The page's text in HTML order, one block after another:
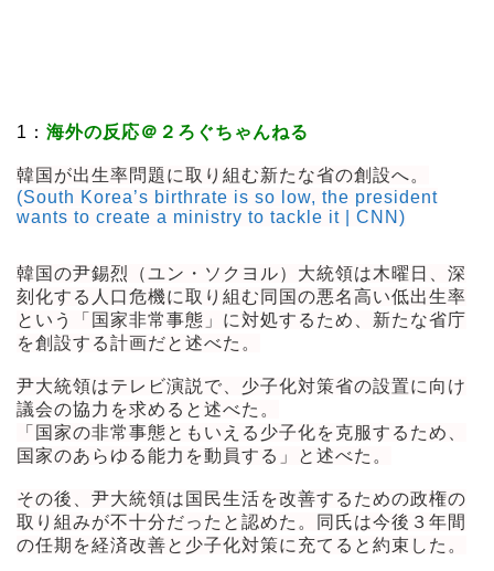
1： 海外の反応＠２ろぐちゃんねる
韓国が出生率問題に取り組む新たな省の創設へ。
(South Korea’s birthrate is so low, the president
wants to create a ministry to tackle it | CNN)
韓国の尹錫烈（ユン・ソクヨル）大統領は木曜日、深
刻化する人口危機に取り組む同国の悪名高い低出生率
という「国家非常事態」に対処するため、新たな省庁
を創設する計画だと述べた。
尹大統領はテレビ演説で、少子化対策省の設置に向け
議会の協力を求めると述べた。
「国家の非常事態ともいえる少子化を克服するため、
国家のあらゆる能力を動員する」と述べた。
その後、尹大統領は国民生活を改善するための政権の
取り組みが不十分だったと認めた。同氏は今後３年間
の任期を経済改善と少子化対策に充てると約束した。